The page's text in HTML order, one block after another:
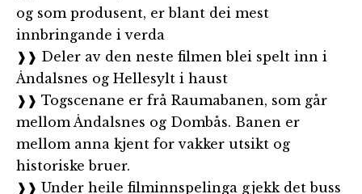
og som produsent, er blant dei mest
innbringande i verda
❱❱ Deler av den neste filmen blei spelt inn i
Åndalsnes og Hellesylt i haust
❱❱ Togscenane er frå Raumabanen, som går
mellom Åndalsnes og Dombås. Banen er
mellom anna kjent for vakker utsikt og
historiske bruer.
❱❱ Under heile filminnspelinga gjekk det buss